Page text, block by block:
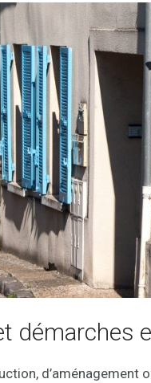
démarches
d’aménagement